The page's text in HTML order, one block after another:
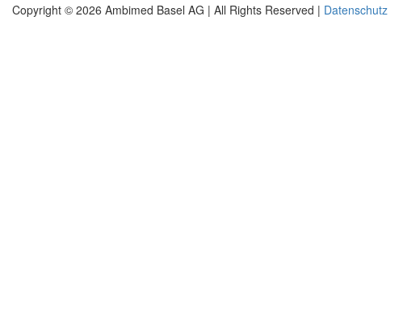
Copyright © 2026 Ambimed Basel AG | All Rights Reserved | Datenschutz